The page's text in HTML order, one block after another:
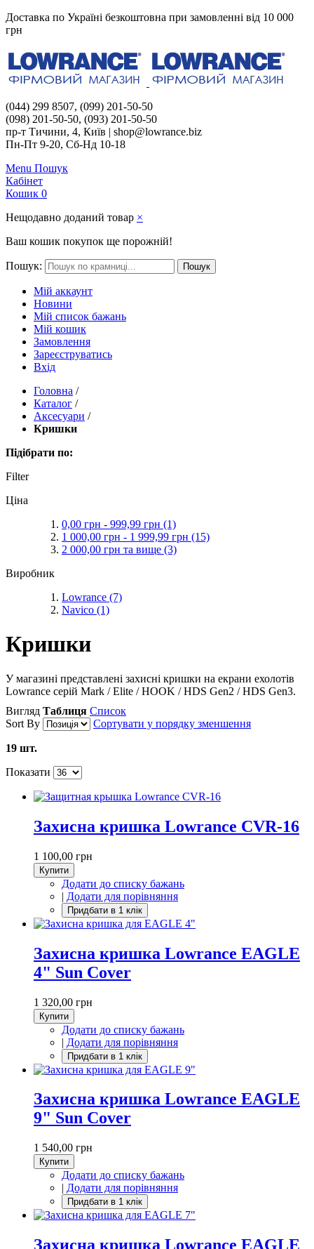
Доставка по Україні безкоштовна при замовленні від 10 000
грн
(044) 299 8507, (099) 201-50-50
(098) 201-50-50, (093) 201-50-50
пр-т Тичини, 4, Київ | shop@lowrance.biz
Пн-Пт 9-20, Сб-Нд 10-18
Menu Пошук
Кабінет
Кошик 0
Нещодавно доданий товар ×
Ваш кошик покупок ще порожній!
Пошук: Пошук
Мій аккаунт
Новини
Мій список бажань
Мій кошик
Замовлення
Зареєструватись
Вхід
Головна /
Каталог /
Аксесуари /
Кришки
Підібрати по:
Filter
Ціна
0,00 грн - 999,99 грн (1)
1 000,00 грн - 1 999,99 грн (15)
2 000,00 грн та вище (3)
Виробник
Lowrance (7)
Navico (1)
Кришки
У магазині представлені захисні кришки на екрани ехолотів
Lowrance серій Mark / Elite / HOOK / HDS Gen2 / HDS Gen3.
Вигляд Таблиця Список
Sort By
Сортувати у порядку зменшення
19 шт.
Показати
Захисна кришка Lowrance CVR-16
1 100,00 грн
Купити
Додати до списку бажань
| Додати для порівняння
Захисна кришка Lowrance EAGLE
4" Sun Cover
1 320,00 грн
Купити
Додати до списку бажань
| Додати для порівняння
Захисна кришка Lowrance EAGLE
9" Sun Cover
1 540,00 грн
Купити
Додати до списку бажань
| Додати для порівняння
Захисна кришка Lowrance EAGLE